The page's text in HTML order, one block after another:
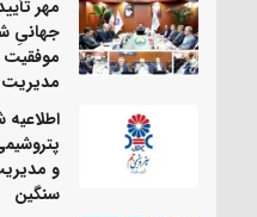
جهانیِ
مدیریت
و
سنگین